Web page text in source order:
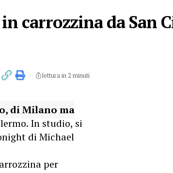
carrozzina da San
lettura in 2 minuti
di Milano ma
In studio, si
di Michael
per